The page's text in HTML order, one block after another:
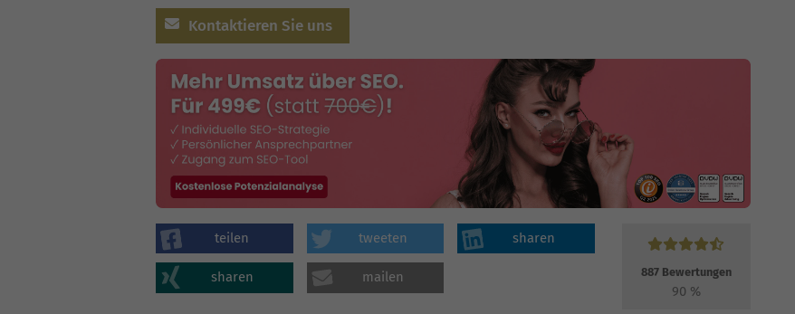
Kontaktieren Sie uns
teilen tweeten sharen
sharen mailen 887Bewertungen
90 %